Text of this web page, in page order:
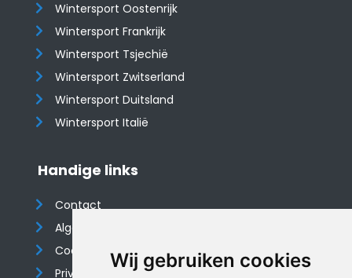
Wij gebruiken cookies
Wintersport Oostenrijk
Wintersport Frankrijk
Wintersport Tsjechië
Wintersport Zwitserland
Wintersport Duitsland
Wintersport Italië
Handige links
Contact
Algemene voorwaarden
Cookieverklaring
Privacyverklaring